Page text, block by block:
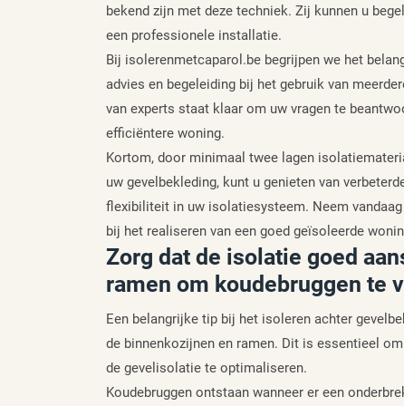
bekend zijn met deze techniek. Zij kunnen u
een professionele installatie.
Bij isolerenmetcaparol.be begrijpen we het
advies en begeleiding bij het gebruik van
van experts staat klaar om uw vragen te
efficiëntere woning.
Kortom, door minimaal twee lagen
uw gevelbekleding, kunt u genieten van
flexibiliteit in uw isolatiesysteem. Neem
bij het realiseren van een goed geïsoleerde
Zorg dat de isolatie goed
ramen om koudebruggen te
Een belangrijke tip bij het isoleren achter
de binnenkozijnen en ramen. Dit is essentieel
de gevelisolatie te optimaliseren.
Koudebruggen ontstaan wanneer er een